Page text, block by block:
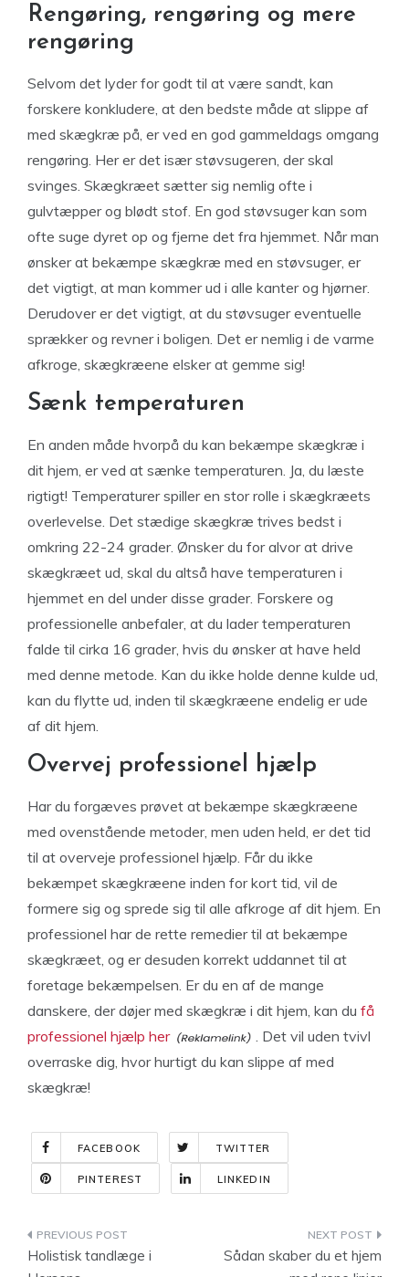
Rengøring, rengøring og mere
rengøring
Selvom det lyder for godt til at være sandt, kan
forskere konkludere, at den bedste måde at slippe af
med skægkræ på, er ved en god gammeldags omgang
rengøring. Her er det især støvsugeren, der skal
svinges. Skægkræet sætter sig nemlig ofte i
gulvtæpper og blødt stof. En god støvsuger kan som
ofte suge dyret op og fjerne det fra hjemmet. Når man
ønsker at bekæmpe skægkræ med en støvsuger, er
det vigtigt, at man kommer ud i alle kanter og hjørner.
Derudover er det vigtigt, at du støvsuger eventuelle
sprækker og revner i boligen. Det er nemlig i de varme
afkroge, skægkræene elsker at gemme sig!
Sænk temperaturen
En anden måde hvorpå du kan bekæmpe skægkræ i
dit hjem, er ved at sænke temperaturen. Ja, du læste
rigtigt! Temperaturer spiller en stor rolle i skægkræets
overlevelse. Det stædige skægkræ trives bedst i
omkring 22-24 grader. Ønsker du for alvor at drive
skægkræet ud, skal du altså have temperaturen i
hjemmet en del under disse grader. Forskere og
professionelle anbefaler, at du lader temperaturen
falde til cirka 16 grader, hvis du ønsker at have held
med denne metode. Kan du ikke holde denne kulde ud,
kan du flytte ud, inden til skægkræene endelig er ude
af dit hjem.
Overvej professionel hjælp
Har du forgæves prøvet at bekæmpe skægkræene
med ovenstående metoder, men uden held, er det tid
til at overveje professionel hjælp. Får du ikke
bekæmpet skægkræene inden for kort tid, vil de
formere sig og sprede sig til alle afkroge af dit hjem. En
professionel har de rette remedier til at bekæmpe
skægkræet, og er desuden korrekt uddannet til at
foretage bekæmpelsen. Er du en af de mange
danskere, der døjer med skægkræ i dit hjem, kan du få
professionel hjælp her
. Det vil uden tvivl
overraske dig, hvor hurtigt du kan slippe af med
skægkræ!
FACEBOOK TWITTER
PINTEREST LINKEDIN
Indlægsnavigation
Holistisk tandlæge i
Sådan skaber du et hjem